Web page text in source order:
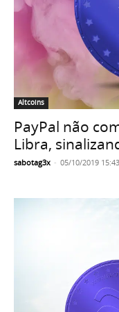
Altcoins
PayPal não
Libra,
sabotag3x - 05/10/2019 15:43